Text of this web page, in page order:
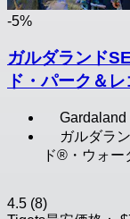
-5%
ガルダランド
ド・パーク＆
Gardaland
ガルダラ
ド®・ウォー
4.5 (8)